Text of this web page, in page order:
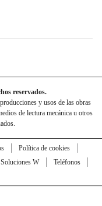
reservados.
y usos de las obras
de lectura mecánica u otros
Política de cookies
Soluciones W
Teléfonos